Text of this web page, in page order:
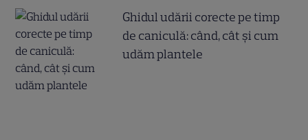
Ghidul udării corecte pe timp
de caniculă: când, cât şi cum
udăm plantele